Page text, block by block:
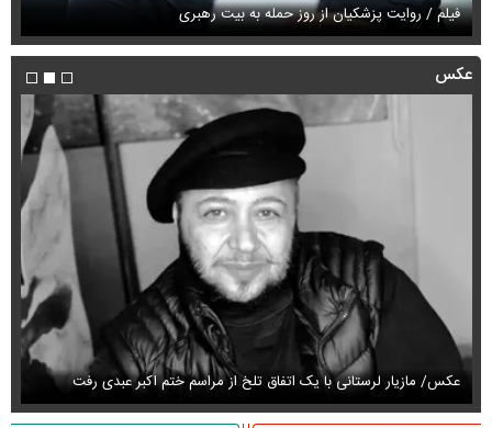
فیلم / روایت پزشکیان از روز حمله به بیت رهبری
عکس
عکس/ مازیار لرستانی با یک اتفاق تلخ از مراسم ختم اکبر عبدی رفت